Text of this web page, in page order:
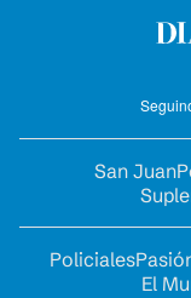
San Juan
Policiales
El